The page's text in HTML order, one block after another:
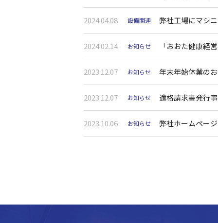
2024.04.08 設備関連 弊社工場にマシ
2024.02.14 お知らせ 「おおた健康経
2023.12.07 お知らせ 年末年始休業の
2023.12.07 お知らせ 適格請求書発行
2023.10.06 お知らせ 弊社ホームペー